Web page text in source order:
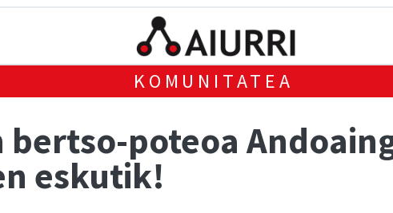
KOMUNITATEA
bertso-poteoa
eskutik!